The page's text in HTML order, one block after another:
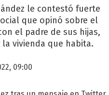
le contestó fuerte
que opinó sobre el
el padre de sus hijas,
vivienda que habita.
09:00